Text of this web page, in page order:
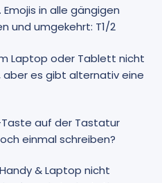
Emojis in alle gängigen
und umgekehrt: T1/2
Laptop oder Tablett nicht
es gibt alternativ eine
auf der Tastatur
einmal schreiben?
& Laptop nicht